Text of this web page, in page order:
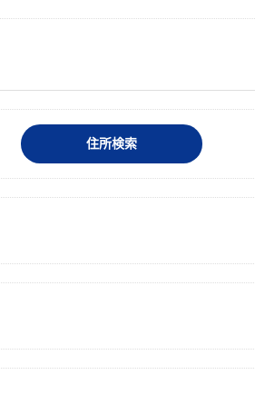
住所検索